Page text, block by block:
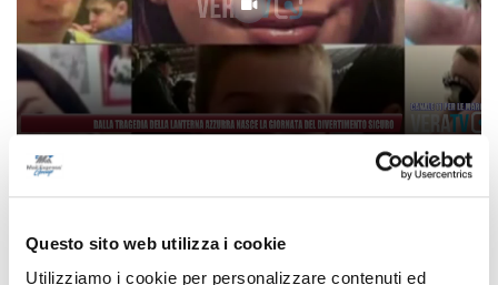
Questo sito web utilizza i cookie
Utilizziamo i cookie per personalizzare contenuti ed
Dalla tragedia della Lanterna Azzurra nasce
05/08/2026